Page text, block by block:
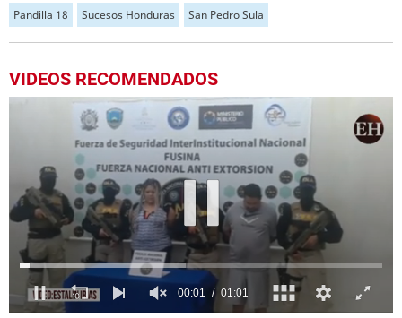
Pandilla 18 Sucesos Honduras San Pedro Sula
VIDEOS RECOMENDADOS